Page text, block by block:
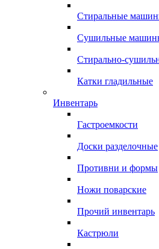
Стиральные
Сушильные
Стирально-
Катки гладильные
Инвентарь
Гастроемкости
Доски разделочные
Противни и формы
Ножи поварские
Прочий инвентарь
Кастрюли